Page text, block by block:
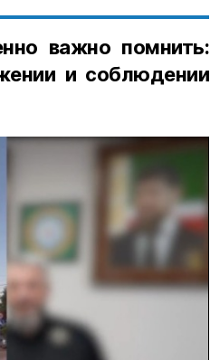
важно помнить:
и соблюдении